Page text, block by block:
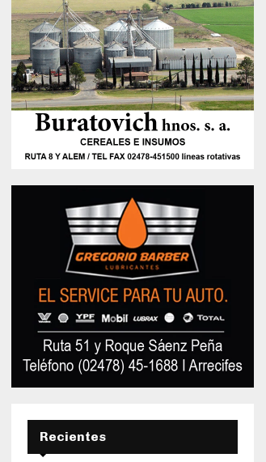
Recientes